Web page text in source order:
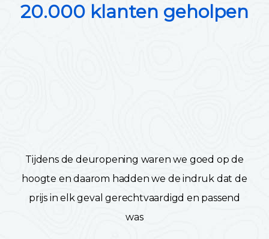
20.000 klanten geholpen
Tijdens de deuropening waren we goed op de
hoogte en daarom hadden we de indruk dat de
prijs in elk geval gerechtvaardigd en passend
was